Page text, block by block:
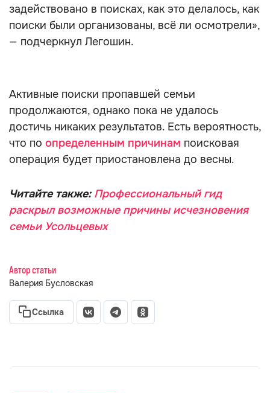
задействовано в поисках, как это делалось, как
поиски были организованы, всё ли осмотрели»,
— подчеркнул Легошин.
Активные поиски пропавшей семьи
продолжаются, однако пока не удалось
достичь никаких результатов. Есть вероятность,
что по определенным причинам поисковая
операция будет приостановлена до весны.
Читайте также: Профессиональный гид
раскрыл возможные причины исчезновения
семьи Усольцевых
Автор статьи
Валерия Бусловская
Ссылка